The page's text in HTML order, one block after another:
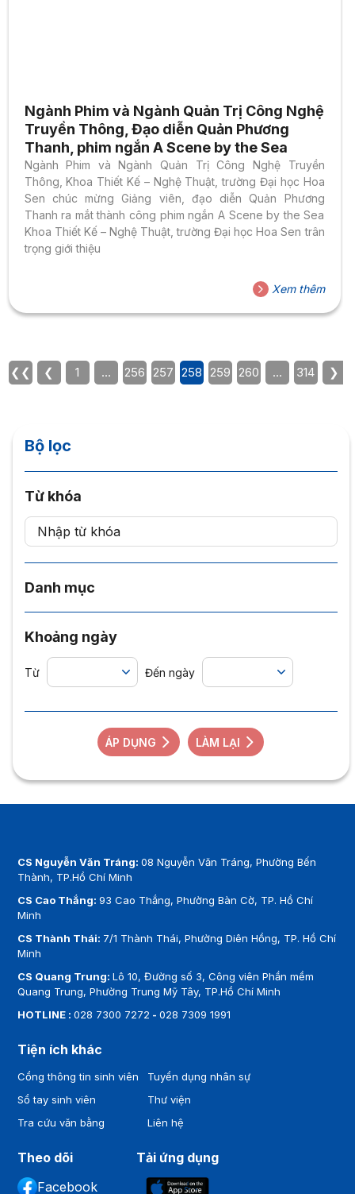
Ngành Phim và Ngành Quản Trị Công Nghệ
Truyền Thông, Đạo diễn Quản Phương
Thanh, phim ngắn A Scene by the Sea
Ngành Phim và Ngành Quản Trị Công Nghệ Truyền
Thông, Khoa Thiết Kế – Nghệ Thuật, trường Đại học Hoa
Sen chúc mừng Giảng viên, đạo diễn Quản Phương
Thanh ra mắt thành công phim ngắn A Scene by the Sea
Khoa Thiết Kế – Nghệ Thuật, trường Đại học Hoa Sen trân
trọng giới thiệu
Xem thêm
❮❮ ❮ 1 … 256 257 258 259 260 … 314 ❯
Bộ lọc
Từ khóa
Danh mục
Khoảng ngày
Từ Đến ngày
ÁP DỤNG LÀM LẠI
CS Nguyễn Văn Tráng:08 Nguyễn Văn Tráng, Phường Bến
Thành, TP.Hồ Chí Minh
CS Cao Thắng:93 Cao Thắng, Phường Bàn Cờ, TP. Hồ Chí
Minh
CS Thành Thái: 7/1 Thành Thái, Phường Diên Hồng, TP. Hồ Chí
Minh
CS Quang Trung:Lô 10, Đường số 3, Công viên Phần mềm
Quang Trung, Phường Trung Mỹ Tây, TP.Hồ Chí Minh
HOTLINE :028 7300 7272 -028 7309 1991
Tiện ích khác
Cổng thông tin sinh viên
Sổ tay sinh viên
Tra cứu văn bằng
Tuyển dụng nhân sự
Thư viện
Liên hệ
Theo dõi
Facebook
Tải ứng dụng